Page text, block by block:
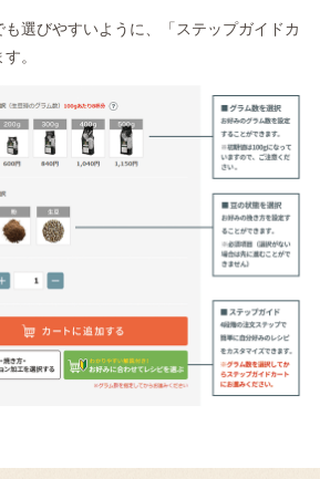
選びやすいように、「ステップガイドカ
。